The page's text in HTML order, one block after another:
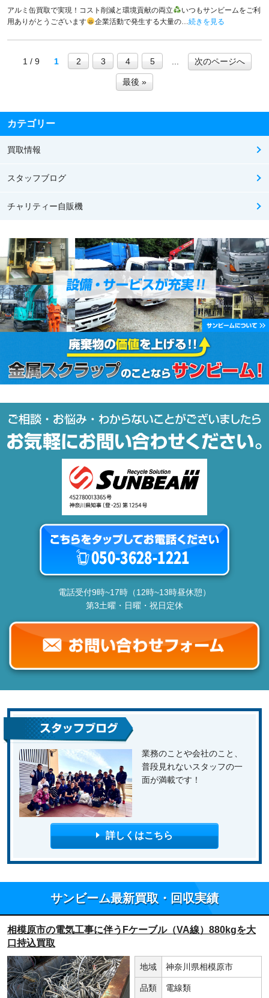
アルミ缶買取で実現！コスト削減と環境貢献の両立
いつもサンビームをご利
用ありがとうございます
企業活動で発生する大量の… 続きを見る
1 / 9 1 2 3 4 5 次のページへ
最後 »
カテゴリー
買取情報
スタッフブログ
チャリティー自販機
電話受付9時~17時（12時~13時昼休憩）
第3土曜・日曜・祝日定休
業務のことや会社のこと、
普段見れないスタッフの一
面が満載です！
詳しくはこちら
サンビーム最新買取・回収実績
相模原市の電気工事に伴うFケーブル（VA線）880kgを大
口持込買取
地域 神奈川県相模原市
品類 電線類